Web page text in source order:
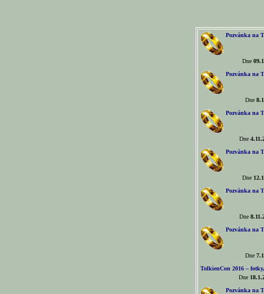
Pozvánka na
Dne
Pozvánka na
Dne
Pozvánka na
Dne
Pozvánka na
Dne
Pozvánka na
Dne
Pozvánka na
Dne
TolkienCon 2016 –
Dne
Pozvánka na